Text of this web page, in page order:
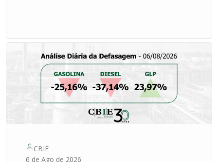
CBIE
6 de Ago de 2026